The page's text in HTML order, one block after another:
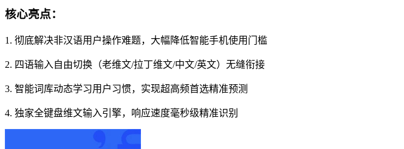
核心亮点：
1. 彻底解决非汉语用户操作难题，大幅降低智能手机使用门槛
2. 四语输入自由切换（老维文/拉丁维文/中文/英文）无缝衔接
3. 智能词库动态学习用户习惯，实现超高频首选精准预测
4. 独家全键盘维文输入引擎，响应速度毫秒级精准识别